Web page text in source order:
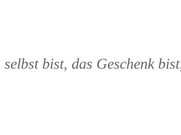
bist, das Geschenk